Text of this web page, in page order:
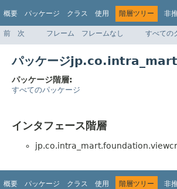
概要 パッケージ クラス 使用 階層ツリー 非
前 次 フレーム フレームなし すべての
パッケージ
パッケージ階層:
すべてのパッケージ
インタフェース階層
概要 パッケージ クラス 使用 階層ツリー 非